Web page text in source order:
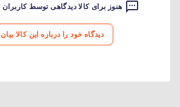
هنوز برای کالا دیدگاهی توسط
دیدگاه خود را درباره این کالا